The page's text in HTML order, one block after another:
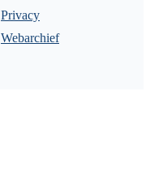
Privacy
Webarchief